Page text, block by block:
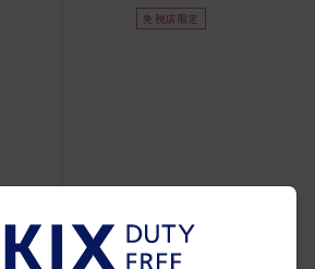
免税店限定